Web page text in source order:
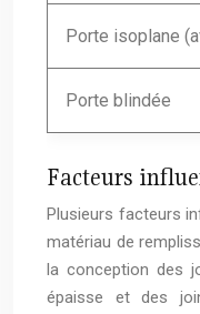
Porte isoplane
Porte blindée
Facteurs
Plusieurs facteurs
matériau de
la conception des
épaisse et des